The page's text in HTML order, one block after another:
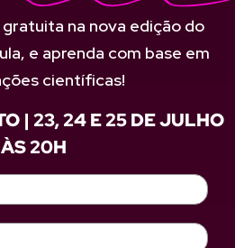
gratuita na nova edição do
e aprenda com base em
científicas!
| 23, 24 E 25 DE JULHO
ÀS 20H